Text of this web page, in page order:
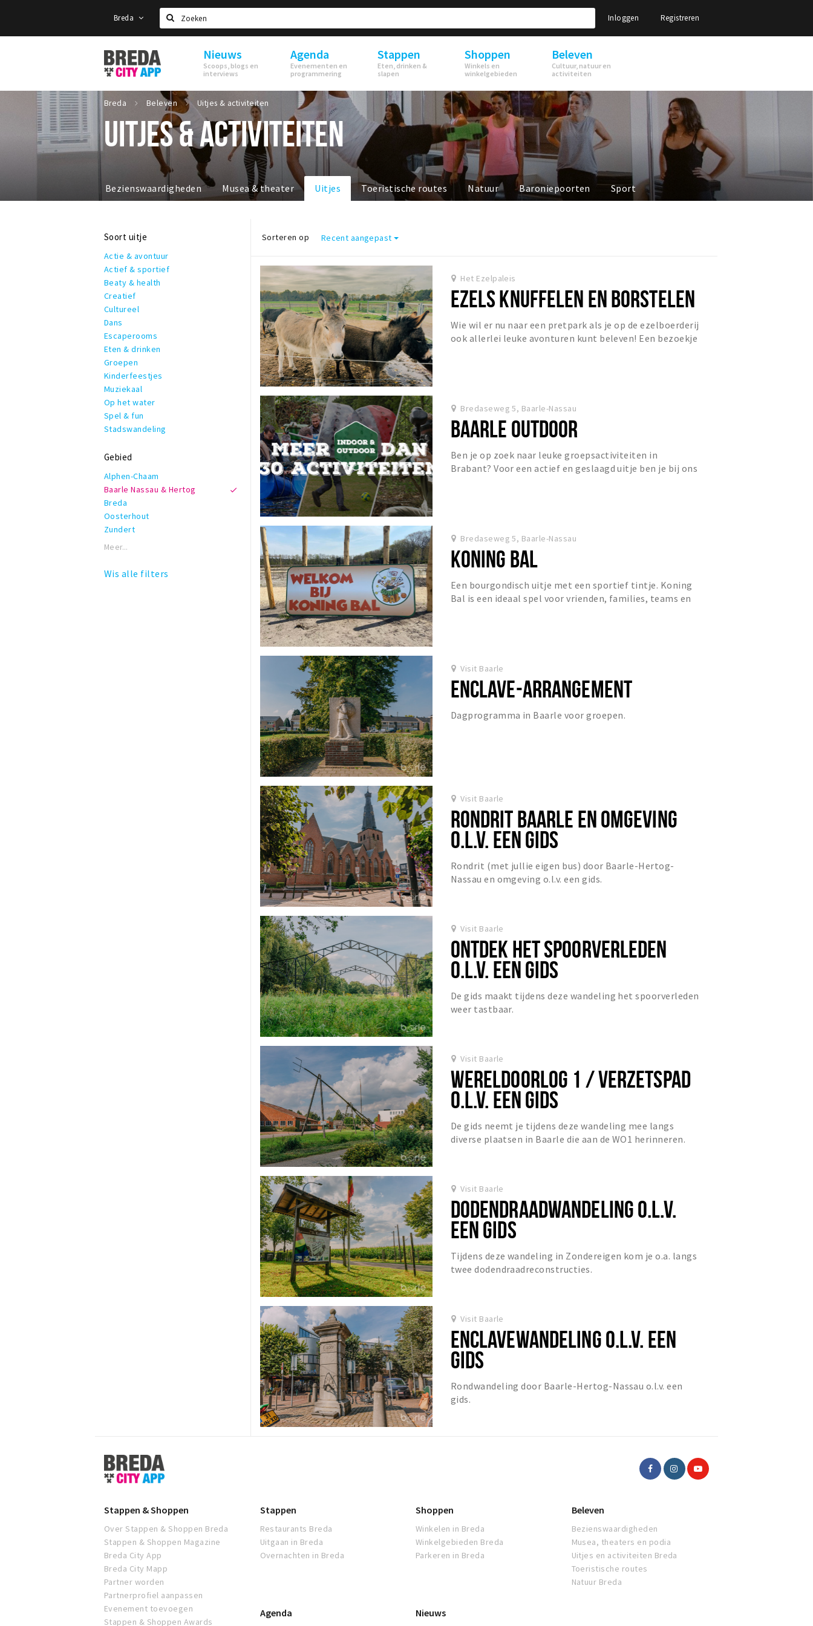
Breda
Zoeken
Inloggen Registreren
Stappen
&
Shoppen
Breda
Nieuws
Scoops, blogs en
interviews
Agenda
Evenementen en
programmering
Stappen
Eten, drinken &
slapen
Shoppen
Winkels en
winkelgebieden
Beleven
Cultuur, natuur en
activiteiten
Breda Beleven Uitjes & activiteiten
UITJES & ACTIVITEITEN
Bezienswaardigheden Musea & theater Uitjes Toeristische routes Natuur Baroniepoorten Sport
Soort uitje
Actie & avontuur
Actief & sportief
Beaty & health
Creatief
Cultureel
Dans
Escaperooms
Eten & drinken
Groepen
Kinderfeestjes
Muziekaal
Op het water
Spel & fun
Stadswandeling
Gebied
Alphen-Chaam
Baarle Nassau & Hertog
Breda
Oosterhout
Zundert
Meer...
Wis alle filters
Sorteren op Recent aangepast
Het Ezelpaleis
EZELS KNUFFELEN EN BORSTELEN
Wie wil er nu naar een pretpark als je op de ezelboerderij
ook allerlei leuke avonturen kunt beleven! Een bezoekje
Bredaseweg 5, Baarle-Nassau
BAARLE OUTDOOR
Ben je op zoek naar leuke groepsactiviteiten in
Brabant? Voor een actief en geslaagd uitje ben je bij ons
Bredaseweg 5, Baarle-Nassau
KONING BAL
Een bourgondisch uitje met een sportief tintje. Koning
Bal is een ideaal spel voor vrienden, families, teams en
Visit Baarle
ENCLAVE-ARRANGEMENT
Dagprogramma in Baarle voor groepen.
Visit Baarle
RONDRIT BAARLE EN OMGEVING
O.L.V. EEN GIDS
Rondrit (met jullie eigen bus) door Baarle-Hertog-
Nassau en omgeving o.l.v. een gids.
Visit Baarle
ONTDEK HET SPOORVERLEDEN
O.L.V. EEN GIDS
De gids maakt tijdens deze wandeling het spoorverleden
weer tastbaar.
Visit Baarle
WERELDOORLOG 1 / VERZETSPAD
O.L.V. EEN GIDS
De gids neemt je tijdens deze wandeling mee langs
diverse plaatsen in Baarle die aan de WO1 herinneren.
Visit Baarle
DODENDRAADWANDELING O.L.V.
EEN GIDS
Tijdens deze wandeling in Zondereigen kom je o.a. langs
twee dodendraadreconstructies.
Visit Baarle
ENCLAVEWANDELING O.L.V. EEN
GIDS
Rondwandeling door Baarle-Hertog-Nassau o.l.v. een
gids.
Stappen
&
Shoppen
Stappen & Shoppen
Over Stappen & Shoppen Breda
Stappen & Shoppen Magazine
Breda City App
Breda City Mapp
Partner worden
Partnerprofiel aanpassen
Evenement toevoegen
Stappen & Shoppen Awards
Stappen
Restaurants Breda
Uitgaan in Breda
Overnachten in Breda
Shoppen
Winkelen in Breda
Winkelgebieden Breda
Parkeren in Breda
Beleven
Bezienswaardigheden
Musea, theaters en podia
Uitjes en activiteiten Breda
Toeristische routes
Natuur Breda
Agenda Nieuws